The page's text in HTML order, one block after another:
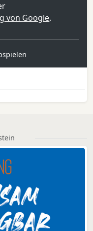
von Google.